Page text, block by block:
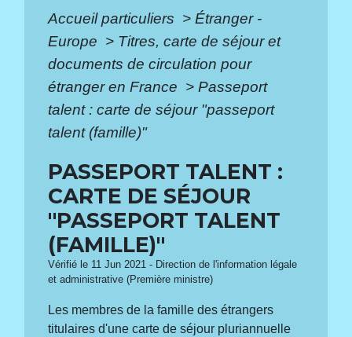
Accueil particuliers > Étranger -
Europe > Titres, carte de séjour et
documents de circulation pour
étranger en France > Passeport
talent : carte de séjour "passeport
talent (famille)"
PASSEPORT TALENT :
CARTE DE SÉJOUR
"PASSEPORT TALENT
(FAMILLE)"
Vérifié le 11 Jun 2021 - Direction de l'information légale
et administrative (Première ministre)
Les membres de la famille des étrangers
titulaires d'une carte de séjour pluriannuelle